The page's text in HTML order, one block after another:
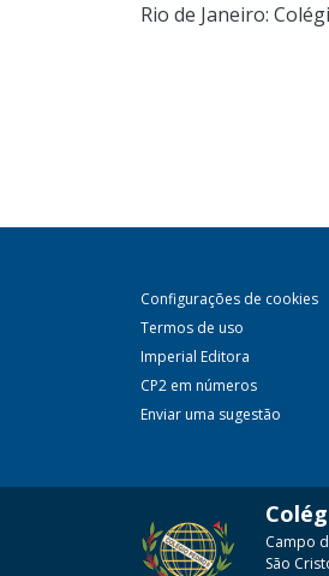
Rio de Janeiro:
Configurações de cookies
Termos de uso
Imperial Editora
CP2 em números
Enviar uma sugestão
Campo
São